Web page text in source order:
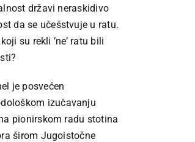
državi neraskidivo
da se učešstvuje u ratu.
su rekli ’ne’ ratu bili
je posvećen
izučavanju
pionirskom radu stotina
širom Jugoistočne